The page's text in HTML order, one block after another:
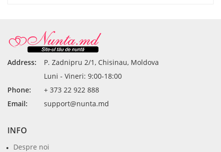
Address:
P. Zadnipru 2/1, Chisinau, Moldova
Luni - Vineri: 9:00-18:00
Phone:
+ 373 22 922 888
Email:
support@nunta.md
INFO
Despre noi